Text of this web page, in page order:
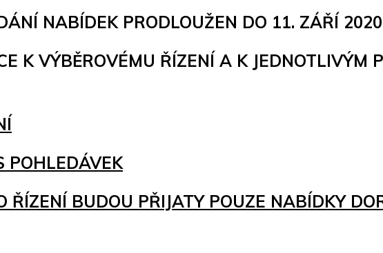
NABÍDEK PRODLOUŽEN DO 11. ZÁŘÍ 2020
K VÝBĚROVÉMU ŘÍZENÍ A K JEDNOTLIVÝM
POHLEDÁVEK
ŘÍZENÍ BUDOU PŘIJATY POUZE NABÍDKY